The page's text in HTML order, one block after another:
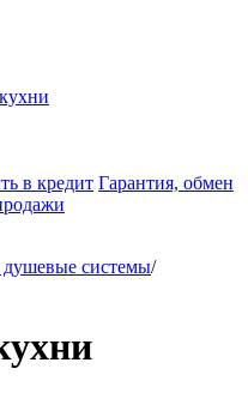
в кредит Гарантия, обмен
системы/